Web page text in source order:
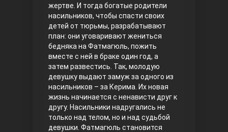
Любовь напрокат
Воскресший Эртугрул
жертве. И тогда богатые родители
насильников, чтобы спасти своих
детей от тюрьмы, разрабатывают
план: они уговаривают жениться
бедняка на Фатмагюль, пожить
вместе с ней в браке один год, а
затем развестись. Так, молодую
девушку выдают замуж за одного из
насильников – за Керима. Их новая
жизнь начинается с ненависти друг к
другу. Насильники надругались не
только над телом, но и над судьбой
девушки. Фатмагюль становится